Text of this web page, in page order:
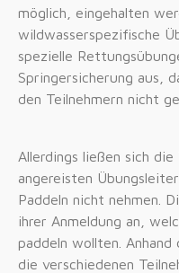
möglich, eingehalten
wildwasserspezifische
spezielle
Springersicherung aus,
den Teilnehmern nicht
Allerdings ließen sich
angereisten
Paddeln nicht nehmen.
ihrer Anmeldung an,
paddeln wollten.
die verschiedenen